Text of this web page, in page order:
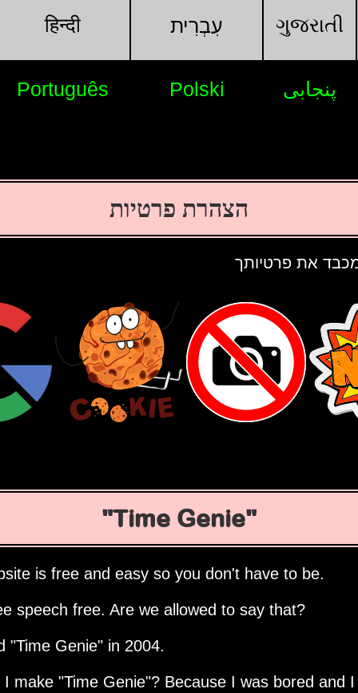
ગુજરાતી עִבְרִית हिन्दी
پنجابی Polski
Português
הצהרת פרטיות
Time Genie
is free and easy so you don't have to be.
speech free. Are we allowed to say that?
Time Genie in 2004.
I make Time Genie ? Because I was bored and